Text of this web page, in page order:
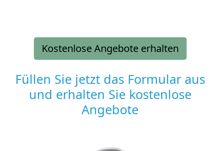
Kostenlose Angebote erhalten
Füllen Sie jetzt das Formular aus
und erhalten Sie kostenlose
Angebote